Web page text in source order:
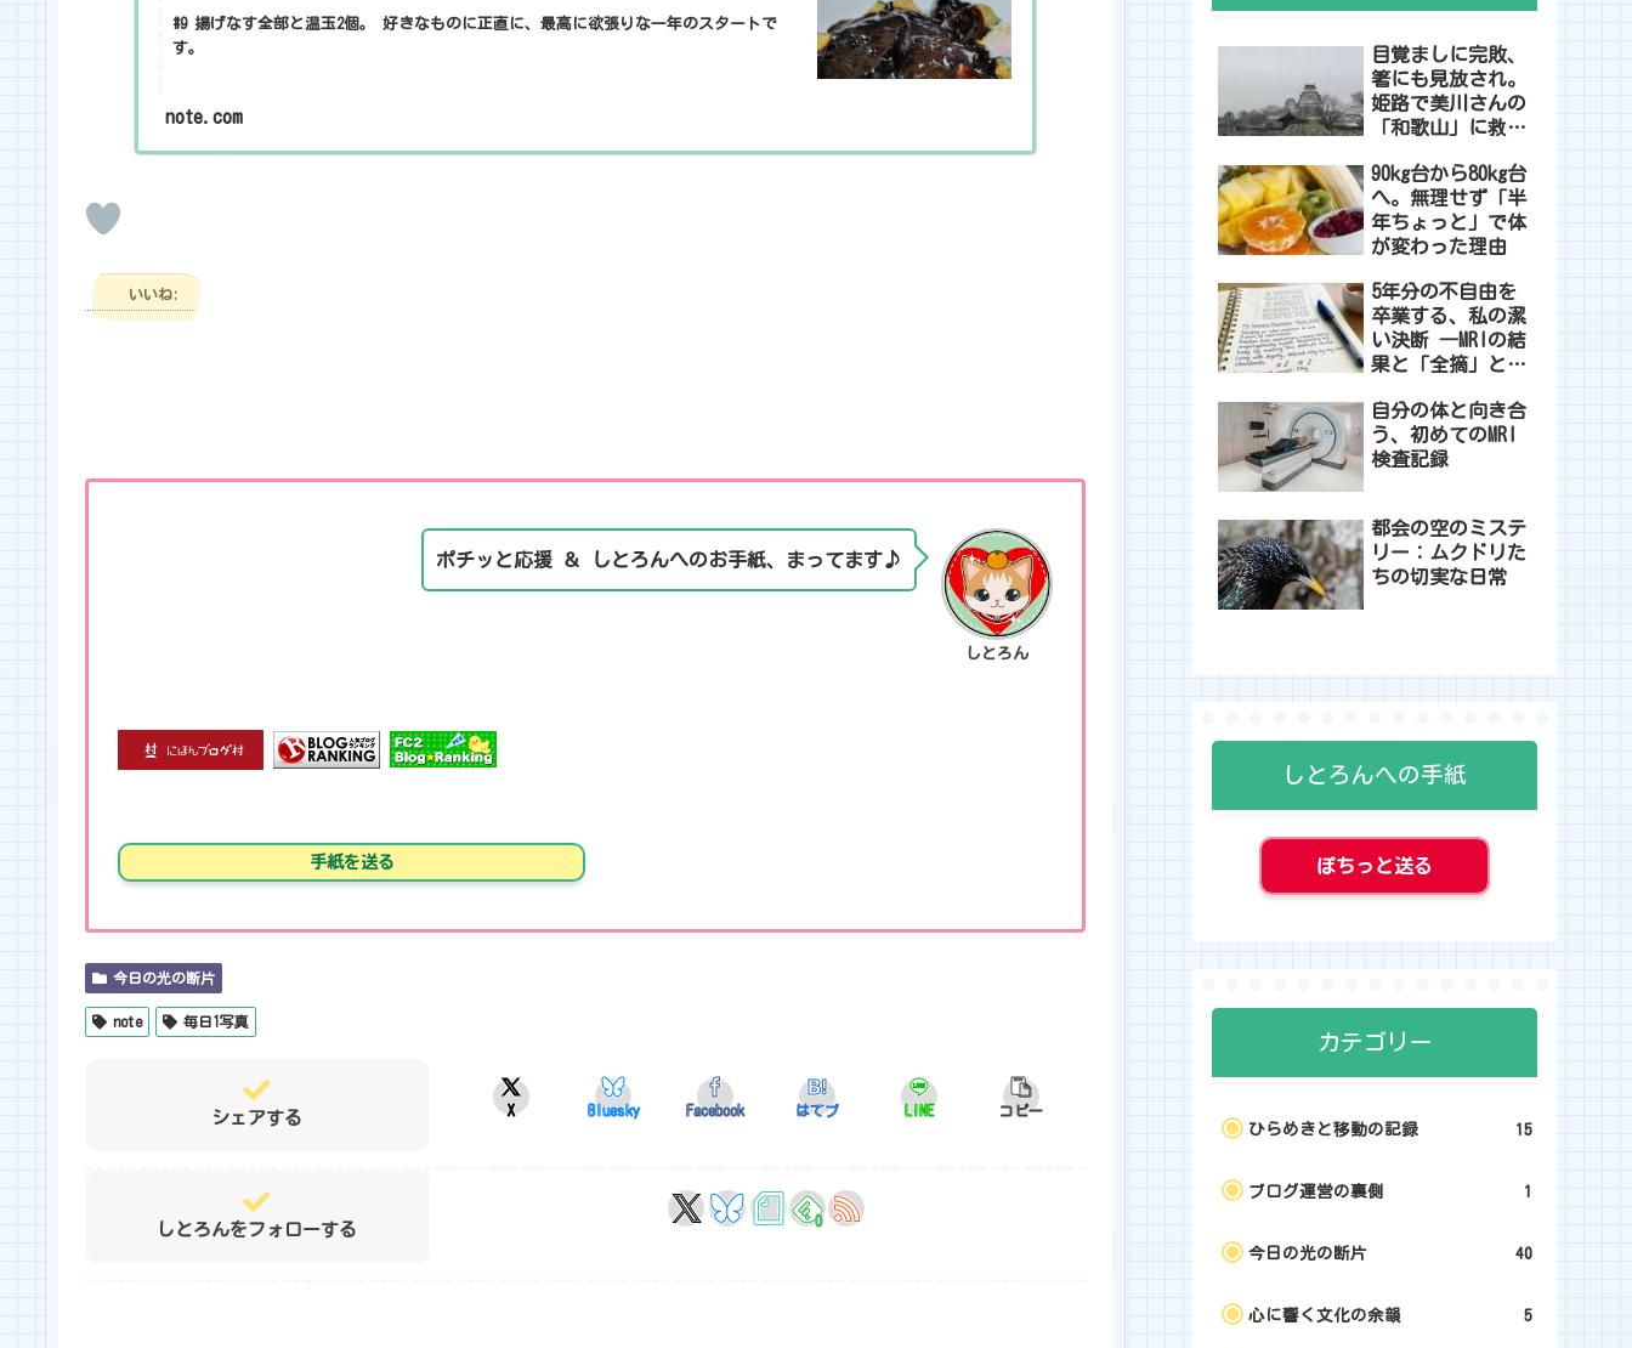
#9 揚げなす全部と温玉2個。 好きなものに正直に、最高に欲張りな一年のスタートで
す。
note.com
いいね:
しとろん
ポチッと応援 ＆ しとろんへのお手紙、まってます♪
手紙を送る
今日の光の断片
note 毎日1写真
シェアする X Bluesky Facebook はてブ LINE コピー
しとろんをフォローする
0
目覚ましに完敗、
箸にも見放され。
姫路で美川さんの
「和歌山」に救わ
90kg台から80kg台
へ。無理せず「半
年ちょっと」で体
が変わった理由
5年分の不自由を
卒業する、私の潔
い決断 ―MRIの結
果と「全摘」とい
自分の体と向き合
う、初めてのMRI
検査記録
都会の空のミステ
リー：ムクドリた
ちの切実な日常
しとろんへの手紙
ぽちっと送る
カテゴリー
ひらめきと移動の記録 15
ブログ運営の裏側 1
今日の光の断片 40
心に響く文化の余韻 5